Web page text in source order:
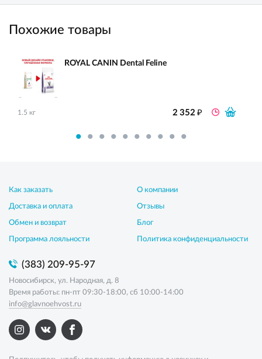
Похожие товары
ROYAL CANIN Dental Feline
1.5 кг 2 352₽
Как заказать
Доставка и оплата
Обмен и возврат
Программа лояльности
О компании
Отзывы
Блог
Политика конфиденциальности
(383) 209-95-97
Новосибирск, ул. Народная, д. 8
Время работы: пн-пт 09:30-18:00, сб 10:00-14:00
info@glavnoehvost.ru